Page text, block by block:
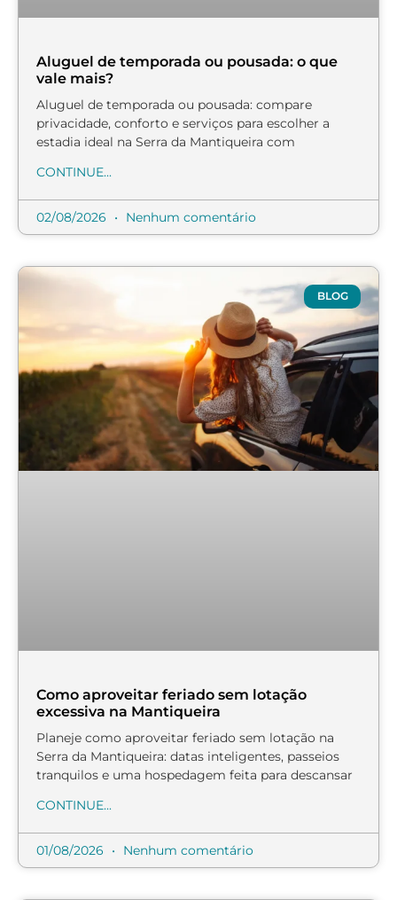
Aluguel de temporada ou pousada: o que
vale mais?
Aluguel de temporada ou pousada: compare
privacidade, conforto e serviços para escolher a
estadia ideal na Serra da Mantiqueira com
CONTINUE...
02/08/2026 Nenhum comentário
BLOG
Como aproveitar feriado sem lotação
excessiva na Mantiqueira
Planeje como aproveitar feriado sem lotação na
Serra da Mantiqueira: datas inteligentes, passeios
tranquilos e uma hospedagem feita para descansar
CONTINUE...
01/08/2026 Nenhum comentário